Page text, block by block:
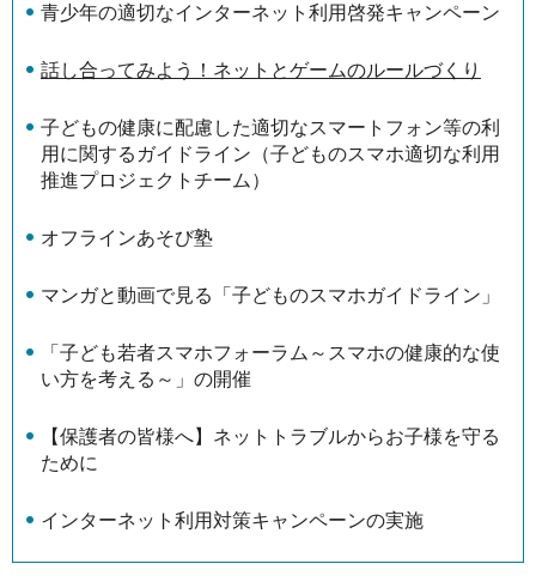
青少年の適切なインターネット利用啓発キャンペーン
話し合ってみよう！ネットとゲームのルールづくり
子どもの健康に配慮した適切なスマートフォン等の利
用に関するガイドライン（子どものスマホ適切な利用
推進プロジェクトチーム）
オフラインあそび塾
マンガと動画で見る「子どものスマホガイドライン」
「子ども若者スマホフォーラム～スマホの健康的な使
い方を考える～」の開催
【保護者の皆様へ】ネットトラブルからお子様を守る
ために
インターネット利用対策キャンペーンの実施